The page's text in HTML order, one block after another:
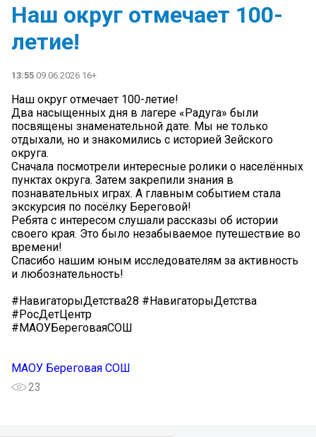
Наш округ отмечает 100-
летие!
13:55 09.06.2026 16+
Наш округ отмечает 100-летие!
Два насыщенных дня в лагере «Радуга» были
посвящены знаменательной дате. Мы не только
отдыхали, но и знакомились с историей Зейского
округа.
Сначала посмотрели интересные ролики о населённых
пунктах округа. Затем закрепили знания в
познавательных играх. А главным событием стала
экскурсия по посёлку Береговой!
Ребята с интересом слушали рассказы об истории
своего края. Это было незабываемое путешествие во
времени!
Спасибо нашим юным исследователям за активность
и любознательность!
#НавигаторыДетства28 #НавигаторыДетства
#РосДетЦентр
#МАОУБереговаяСОШ
МАОУ Береговая СОШ
23